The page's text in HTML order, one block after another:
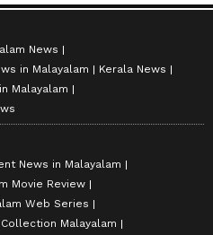
News
in Malayalam
Kerala News
Malayalam
News in Malayalam
Movie Review
Web Series
Malayalam